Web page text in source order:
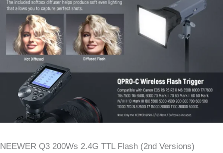
NEEWER Q3 200Ws 2.4G TTL Flash (2nd Versions)